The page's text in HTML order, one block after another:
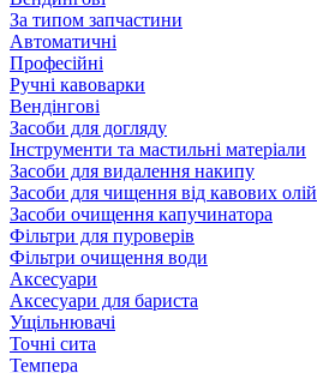
За типом запчастини
Автоматичні
Професійні
Ручні кавоварки
Вендінгові
Засоби для догляду
Інструменти та мастильні матеріали
Засоби для видалення накипу
Засоби для чищення від кавових олій
Засоби очищення капучинатора
Фільтри для пуроверів
Фільтри очищення води
Аксесуари
Аксесуари для бариста
Ущільнювачі
Точні сита
Темпера